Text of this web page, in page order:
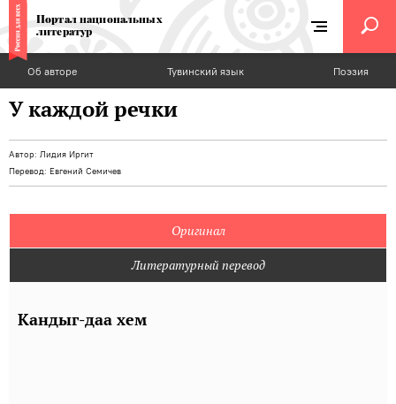
Портал национальных
литератур
Об авторе Тувинский язык Поэзия
У каждой речки
Автор: Лидия Иргит
Перевод: Евгений Семичев
Оригинал
Литературный перевод
Кандыг-даа хем